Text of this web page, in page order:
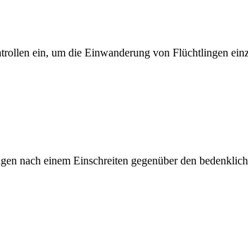
ein, um die Einwanderung von Flüchtlingen
nach einem Einschreiten gegenüber den